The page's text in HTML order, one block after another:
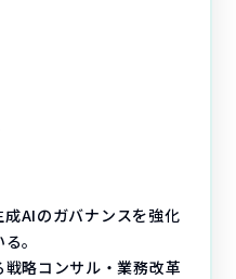
AIのガバナンスを強化
。
略コンサル・業務改革